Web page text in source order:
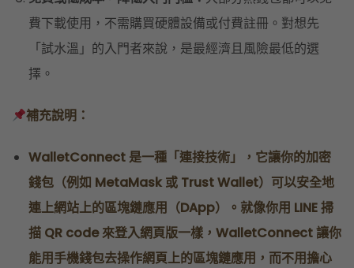
費下載使用，不需購買硬體設備或付費註冊。對想先
「試水溫」的入門者來說，是最經濟且風險最低的選
擇。
補充說明：
WalletConnect 是一種「連接技術」，它讓你的加密
錢包（例如 MetaMask 或 Trust Wallet）可以安全地
連上網站上的區塊鏈應用（DApp）。就像你用 LINE 掃
描 QR code 來登入網頁版一樣，WalletConnect 讓你
能用手機錢包去操作網頁上的區塊鏈應用，而不用擔心